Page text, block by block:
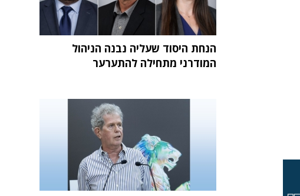
הנחת היסוד שעליה נבנה הניהול
המודרני מתחילה להתערער